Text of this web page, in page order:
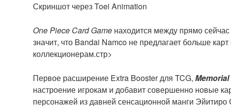
Скриншот через Toei Animation
One Piece Card Game находится между прямо
значит, что Bandai Namco не предлагает больше
коллекционерам.стр>
Первое расширение Extra Booster для TCG,
настроение игрокам и добавит совершенно новые
персонажей из давней сенсационной манги